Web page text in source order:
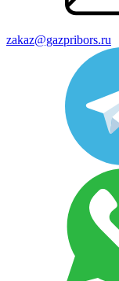
zakaz@gazpribors.ru